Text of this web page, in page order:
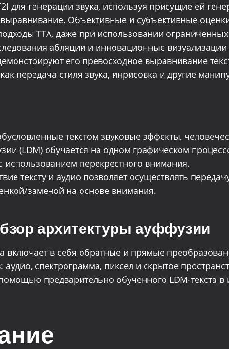
для генерации звука, используя присущие ей
Объективные и субъективные
TTA, даже при использовании
абляции и инновационные визуализации
его превосходное выравнивание
передача стиля звука, инрисовка и другие
текстом звуковые эффекты,
(LDM) обучается на одном графическом
использованием перекрестного внимания.
тексту и аудио позволяет осуществлять
заменой на основе внимания.
архитектуры ауффузии
включает в себя обратные и прямыe
аудио, спектрограмма, пиксел и скрытое
предварительно обученного LDM-текста в